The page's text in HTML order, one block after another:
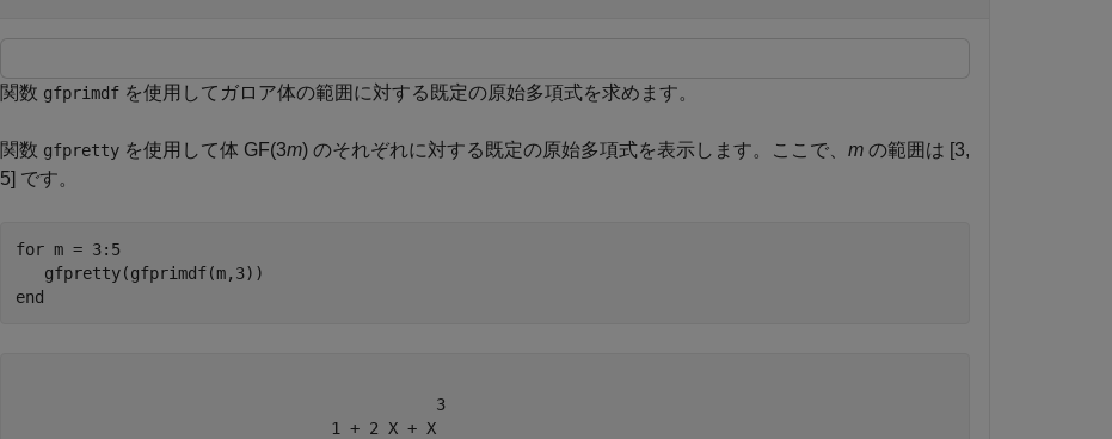
関数 gfprimdf を使用してガロア体の範囲に対する既定の原始多項式を求めます。
関数 gfpretty を使用して体 GF(3m) のそれぞれに対する既定の原始多項式を表示します。ここで、 m の範囲は [3,
5] です。
for m = 3:5
end
                                            3
                                 1 + 2 X + X